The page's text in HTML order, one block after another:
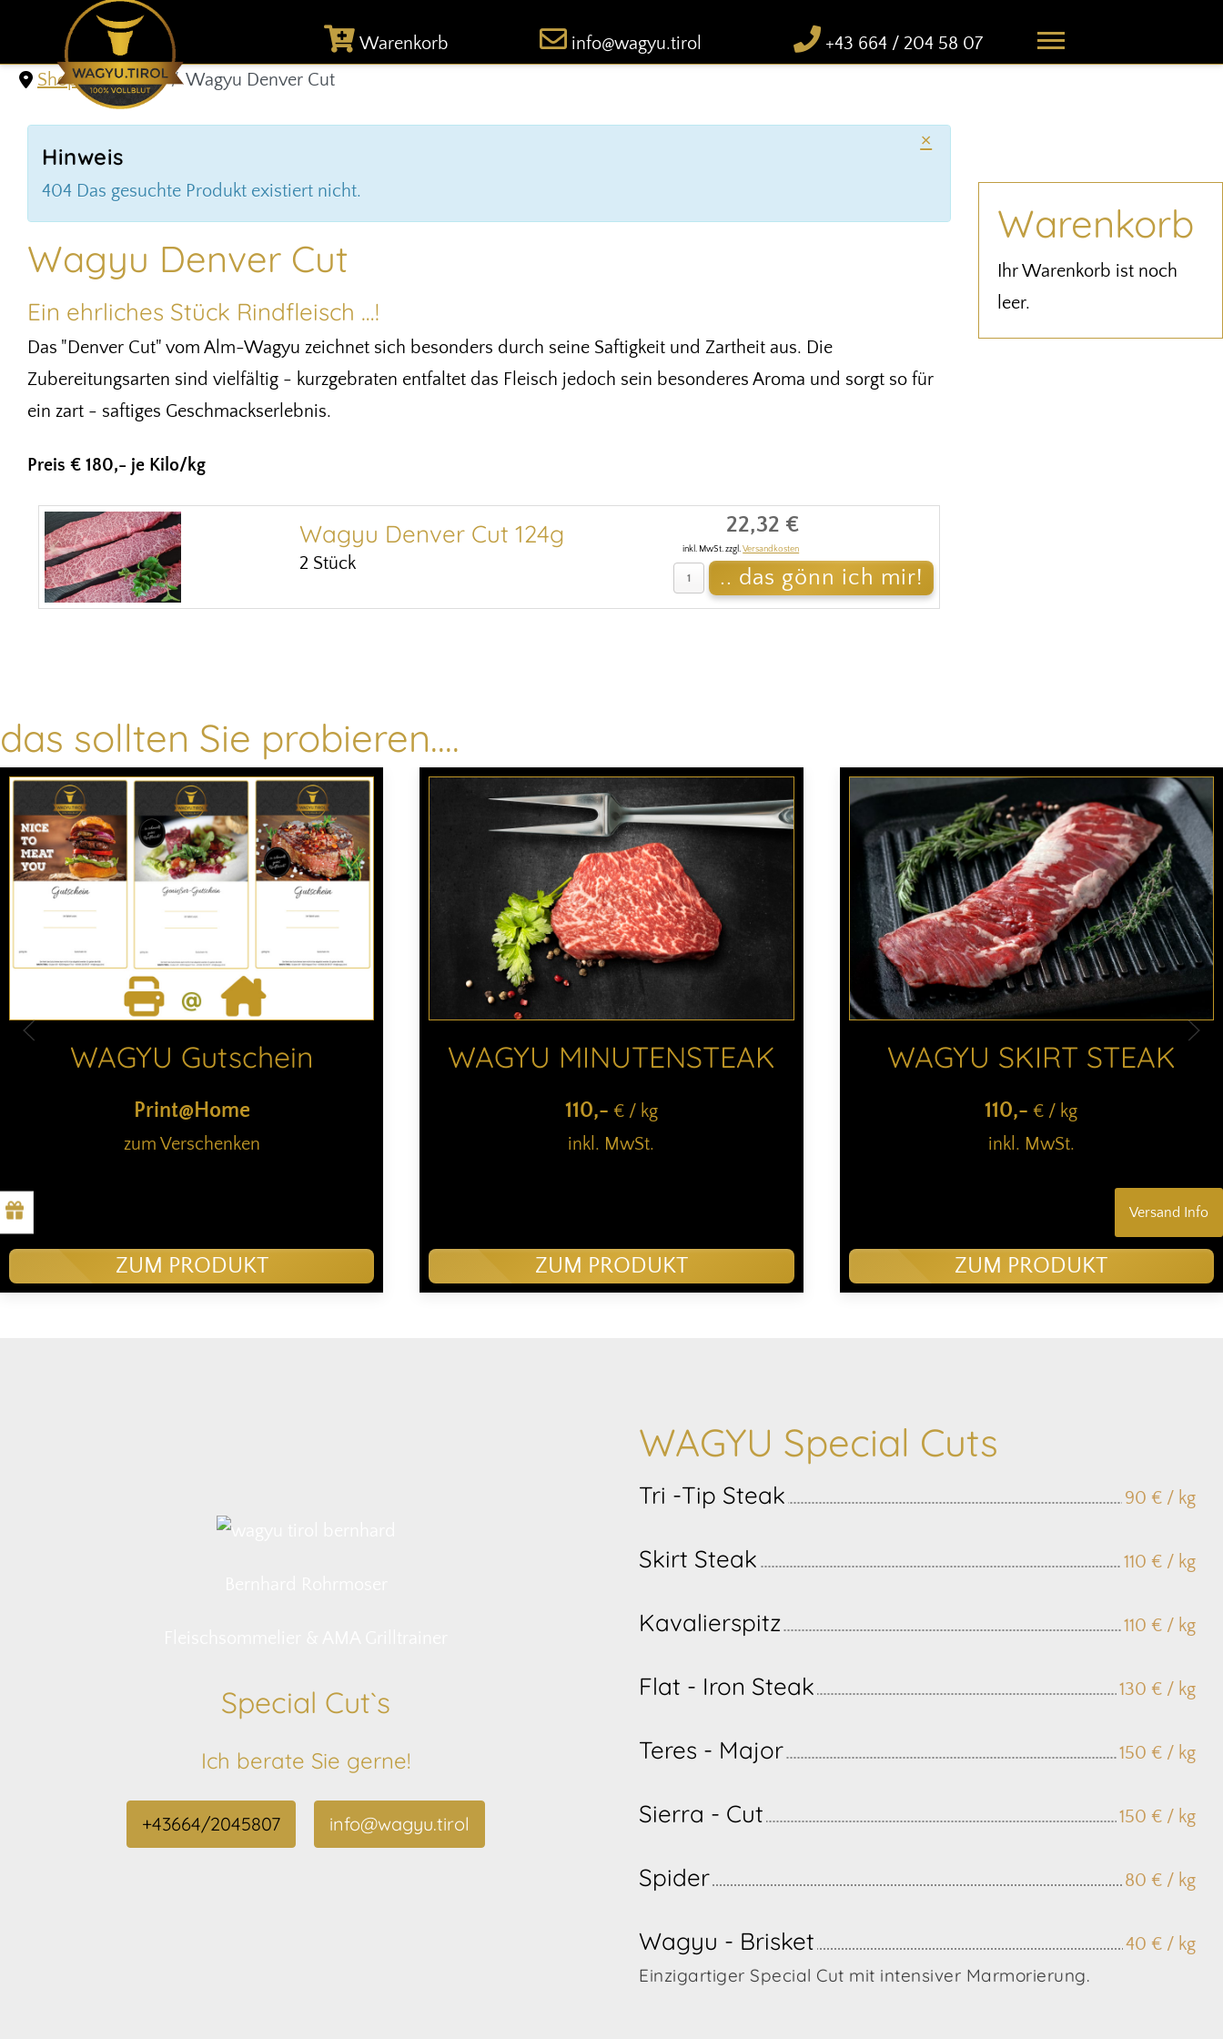
Warenkorb info@wagyu.tirol
+43 664 / 204 58 07
Shop & Versand
Wagyu Denver Cut
Warenkorb
Ihr Warenkorb ist noch
leer.
×
Hinweis
404 Das gesuchte Produkt existiert nicht.
Wagyu Denver Cut
Ein ehrliches Stück Rindfleisch …!
Das "Denver Cut" vom Alm-Wagyu zeichnet sich besonders durch seine Saftigkeit und Zartheit aus. Die
Zubereitungsarten sind vielfältig - kurzgebraten entfaltet das Fleisch jedoch sein besonderes Aroma und sorgt so für
ein zart - saftiges Geschmackserlebnis.
Preis € 180,- je Kilo/kg
Wagyu Denver Cut 124g
2 Stück
22,32 €
inkl. MwSt. zzgl.Versandkosten
das sollten Sie probieren....
WAGYU Gutschein
Print@Home
zum Verschenken
ZUM PRODUKT
WAGYU MINUTENSTEAK
110,- € / kg
inkl. MwSt.
ZUM PRODUKT
WAGYU SKIRT STEAK
110,- € / kg
inkl. MwSt.
ZUM PRODUKT
Special Cut`s
Ich berate Sie gerne!
+43664/2045807 info@wagyu.tirol
WAGYU Special Cuts
Tri -Tip Steak 90 € / kg
Skirt Steak 110 € / kg
Kavalierspitz 110 € / kg
Flat - Iron Steak 130 € / kg
Teres - Major 150 € / kg
Sierra - Cut 150 € / kg
Spider 80 € / kg
Wagyu - Brisket 40 € / kg
Einzigartiger Special Cut mit intensiver Marmorierung.
Versand Info